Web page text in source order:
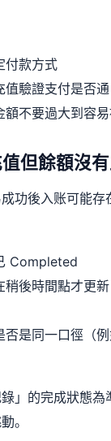
付款方式
值驗證支付是否通
額不要過大到容
但餘額沒
功後入账可能存
Completed
稍後時間點才更
否是同一口徑（
」的完成狀態為
。